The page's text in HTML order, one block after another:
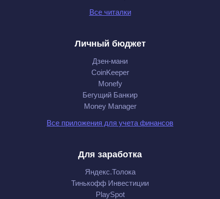
Все читалки
Личный бюджет
Дзен-мани
CoinKeeper
Monefy
Бегущий Банкир
Money Manager
Все приложения для учета финансов
Для заработка
Яндекс.Толока
Тинькофф Инвестиции
PlaySpot